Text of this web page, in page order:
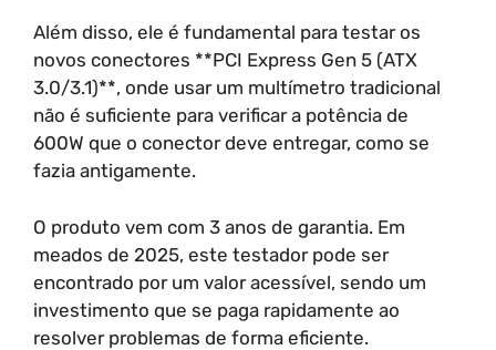
Além disso, ele é fundamental para testar os
novos conectores **PCI Express Gen 5 (ATX
3.0/3.1)**, onde usar um multímetro tradicional
não é suficiente para verificar a potência de
600W que o conector deve entregar, como se
fazia antigamente.
O produto vem com 3 anos de garantia. Em
meados de 2025, este testador pode ser
encontrado por um valor acessível, sendo um
investimento que se paga rapidamente ao
resolver problemas de forma eficiente.